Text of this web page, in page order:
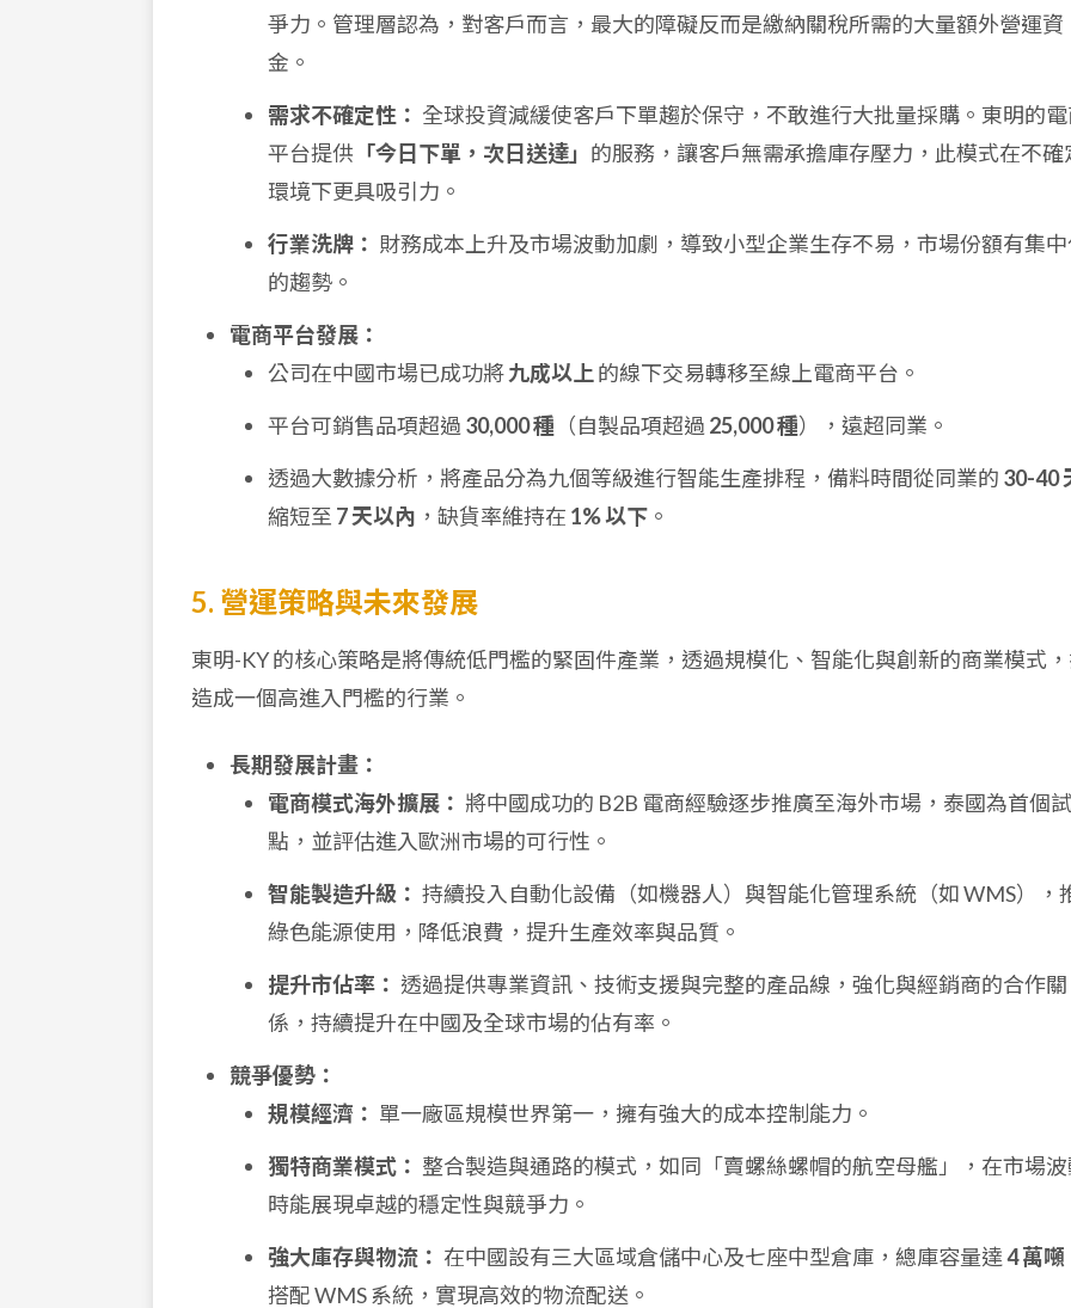
爭力。管理層認為，對客戶而言，最大的障礙反而是繳納關稅所需的大量額外營運資
金。
需求不確定性： 全球投資減緩使客戶下單趨於保守，不敢進行大批量採購。東明的電
平台提供 「今日下單，次日送達」 的服務，讓客戶無需承擔庫存壓力，此模式在不確
環境下更具吸引力。
行業洗牌： 財務成本上升及市場波動加劇，導致小型企業生存不易，市場份額有集中
的趨勢。
電商平台發展：
公司在中國市場已成功將九成以上 的線下交易轉移至線上電商平台。
平台可銷售品項超過 30,000 種 （自製品項超過 25,000 種），遠超同業。
透過大數據分析，將產品分為九個等級進行智能生產排程，備料時間從同業的 30-40
縮短至 7 天以內 ，缺貨率維持在 1% 以下 。
5. 營運策略與未來發展
東明-KY 的核心策略是將傳統低門檻的緊固件產業，透過規模化、智能化與創新的商業模式
造成一個高進入門檻的行業。
長期發展計畫：
電商模式海外擴展： 將中國成功的 B2B 電商經驗逐步推廣至海外市場，泰國為首個試
點，並評估進入歐洲市場的可行性。
智能製造升級： 持續投入自動化設備（如機器人）與智能化管理系統（如 WMS），
綠色能源使用，降低浪費，提升生產效率與品質。
提升市佔率： 透過提供專業資訊、技術支援與完整的產品線，強化與經銷商的合作關
係，持續提升在中國及全球市場的佔有率。
競爭優勢：
規模經濟： 單一廠區規模世界第一，擁有強大的成本控制能力。
獨特商業模式： 整合製造與通路的模式，如同「賣螺絲螺帽的航空母艦」，在市場波
時能展現卓越的穩定性與競爭力。
強大庫存與物流： 在中國設有三大區域倉儲中心及七座中型倉庫，總庫容量達4 萬噸
搭配 WMS 系統，實現高效的物流配送。